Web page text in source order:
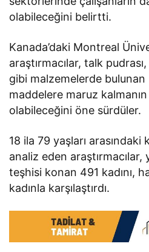
olabileceğini belirtti.
Kanada’daki Montreal
araştırmacılar, talk
gibi malzemelerde bulunan
maddelere maruz
olabileceğini öne sürdüler.
18 ila 79 yaşları arasındaki
analiz eden araştırmacılar,
teşhisi konan 491 kadını,
kadınla karşılaştırdı.